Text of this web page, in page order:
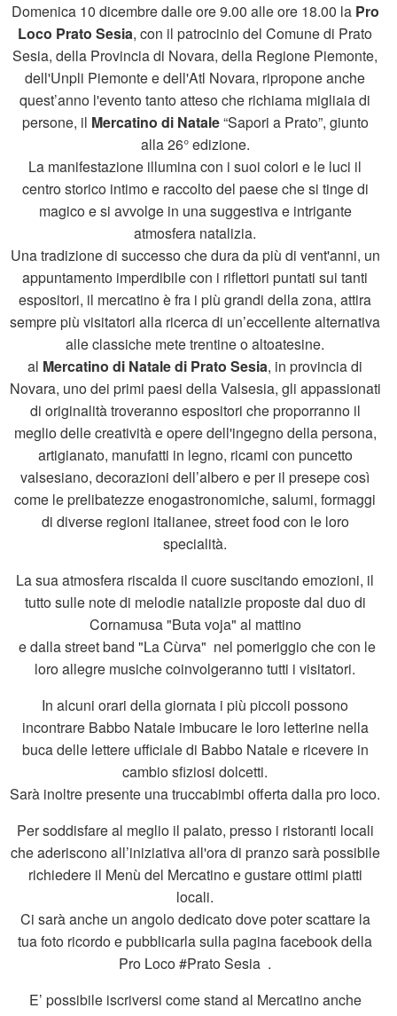
Domenica 10 dicembre dalle ore 9.00 alle ore 18.00 laPro
Loco Prato Sesia, con il patrocinio del Comune di Prato
Sesia, della Provincia di Novara, della Regione Piemonte,
dell'Unpli Piemonte e dell'Atl Novara, ripropone anche
quest’anno l'evento tanto atteso che richiama migliaia di
persone, il Mercatino di Natale“Sapori a Prato”, giunto
alla 26° edizione.
La manifestazione illumina con i suoi colori e le luci il
centro storico intimo e raccolto del paese che si tinge di
magico e si avvolge in una suggestiva e intrigante
atmosfera natalizia.
Una tradizione di successo che dura da più di vent'anni, un
appuntamento imperdibile con i riflettori puntati sui tanti
espositori, il mercatino è fra i più grandi della zona, attira
sempre più visitatori alla ricerca di un’eccellente alternativa
alle classiche mete trentine o altoatesine.
al Mercatino di Natale di Prato Sesia, in provincia di
Novara, uno dei primi paesi della Valsesia, gli appassionati
di originalità troveranno espositori che proporranno il
meglio delle creatività e opere dell'ingegno della persona,
artigianato, manufatti in legno, ricami con puncetto
valsesiano, decorazioni dell’albero e per il presepe così
come le prelibatezze enogastronomiche, salumi, formaggi
di diverse regioni italianee, street food con le loro
specialità.
La sua atmosfera riscalda il cuore suscitando emozioni, il
tutto sulle note di melodie natalizie proposte dal duo di
Cornamusa "Buta voja" al mattino
e dalla street band "La Cùrva" nel pomeriggio che con le
loro allegre musiche coinvolgeranno tutti i visitatori.
In alcuni orari della giornata i più piccoli possono
incontrare Babbo Natale imbucare le loro letterine nella
buca delle lettere ufficiale di Babbo Natale e ricevere in
cambio sfiziosi dolcetti.
Sarà inoltre presente una truccabimbi offerta dalla pro loco.
Per soddisfare al meglio il palato, presso i ristoranti locali
che aderiscono all’iniziativa all'ora di pranzo sarà possibile
richiedere il Menù del Mercatino e gustare ottimi piatti
locali.
Ci sarà anche un angolo dedicato dove poter scattare la
tua foto ricordo e pubblicarla sulla pagina facebook della
Pro Loco #Prato Sesia .
E’ possibile iscriversi come stand al Mercatino anche